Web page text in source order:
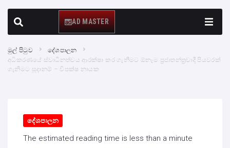
AD MASTER
මුල් පිටුව
දේශපාලන
අධිකරණයේ ස්වාධීනත්වය ආරක්ෂා කර ගැනීමට ඕනෑම ප්‍රජාතන්ත්‍රවාදී පියවරක්
ගැනීමට සූදානම් – විපක්ෂ නායක
දේශපාලන
The estimated reading time is less than a minute